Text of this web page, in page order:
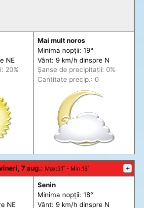
NE
: 20%
Mai mult noros
Minima nopții: 19°
Vânt: 9 km/h dinspre N
Șanse de precipitații: 0%
Cantitate precip.: 0
7 aug.: Max:31˚ - Min:18˚ +
NE
Senin
Minima nopții: 18°
Vânt: 9 km/h dinspre N